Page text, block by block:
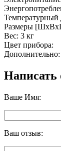
Температурный
Размеры
Вес: 3 кг
Цвет прибора:
Написать
Ваше Имя:
Ваш отзыв: